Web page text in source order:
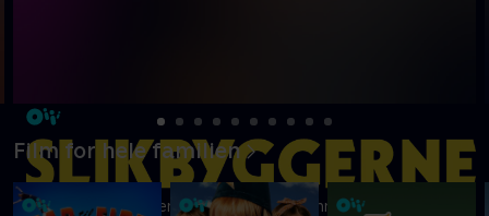
Ni kreative børn kæmper om at blive Danmarks vildeste
Film for hele familien